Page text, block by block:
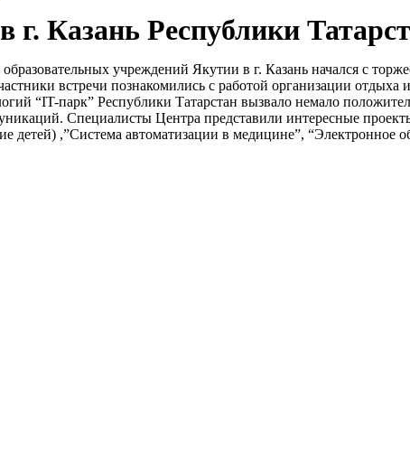
Казань Республики
учреждений Якутии в г. Казань начался с
встречи познакомились с работой организации отдыха
“IT-парк” Республики Татарстан вызвало немало
Специалисты Центра представили интересные
,”Система автоматизации в медицине”, “Электронное